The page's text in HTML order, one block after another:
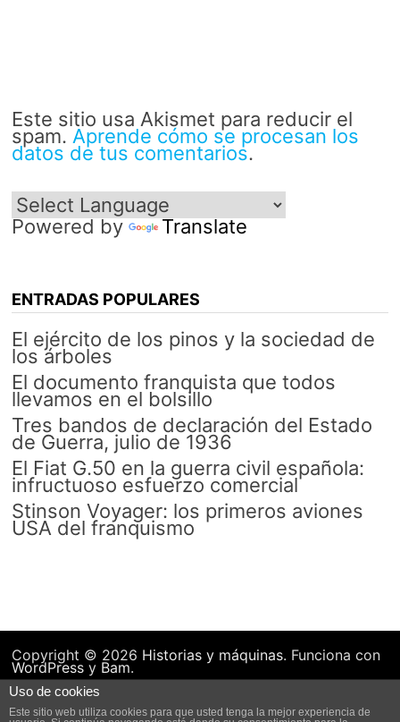
Este sitio usa Akismet para reducir el
spam. Aprende cómo se procesan los
datos de tus comentarios.
Powered by Translate
ENTRADAS POPULARES
El ejército de los pinos y la sociedad de
los árboles
El documento franquista que todos
llevamos en el bolsillo
Tres bandos de declaración del Estado
de Guerra, julio de 1936
El Fiat G.50 en la guerra civil española:
infructuoso esfuerzo comercial
Stinson Voyager: los primeros aviones
USA del franquismo
Copyright © 2026 Historias y máquinas. Funciona con
WordPressy Bam.
Uso de cookies
Este sitio web utiliza cookies para que usted tenga la mejor experiencia de